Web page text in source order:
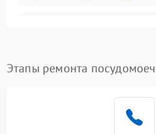
воды
1800 ₽
Этапы ремонта